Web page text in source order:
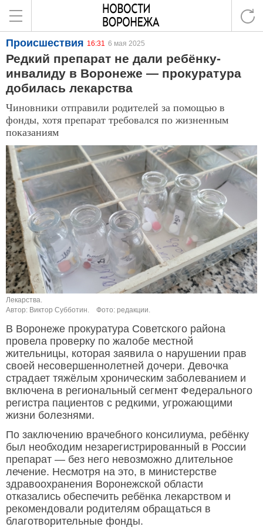
Происшествия 16:31 6 мая 2025
Редкий препарат не дали ребёнку-
инвалиду в Воронеже — прокуратура
добилась лекарства
Чиновники отправили родителей за помощью в
фонды, хотя препарат требовался по жизненным
показаниям
Лекарства.
Автор: Виктор Субботин.
Фото: редакции.
В Воронеже прокуратура Советского района
провела проверку по жалобе местной
жительницы, которая заявила о нарушении прав
своей несовершеннолетней дочери. Девочка
страдает тяжёлым хроническим заболеванием и
включена в региональный сегмент Федерального
регистра пациентов с редкими, угрожающими
жизни болезнями.
По заключению врачебного консилиума, ребёнку
был необходим незарегистрированный в России
препарат — без него невозможно длительное
лечение. Несмотря на это, в министерстве
здравоохранения Воронежской области
отказались обеспечить ребёнка лекарством и
рекомендовали родителям обращаться в
благотворительные фонды.